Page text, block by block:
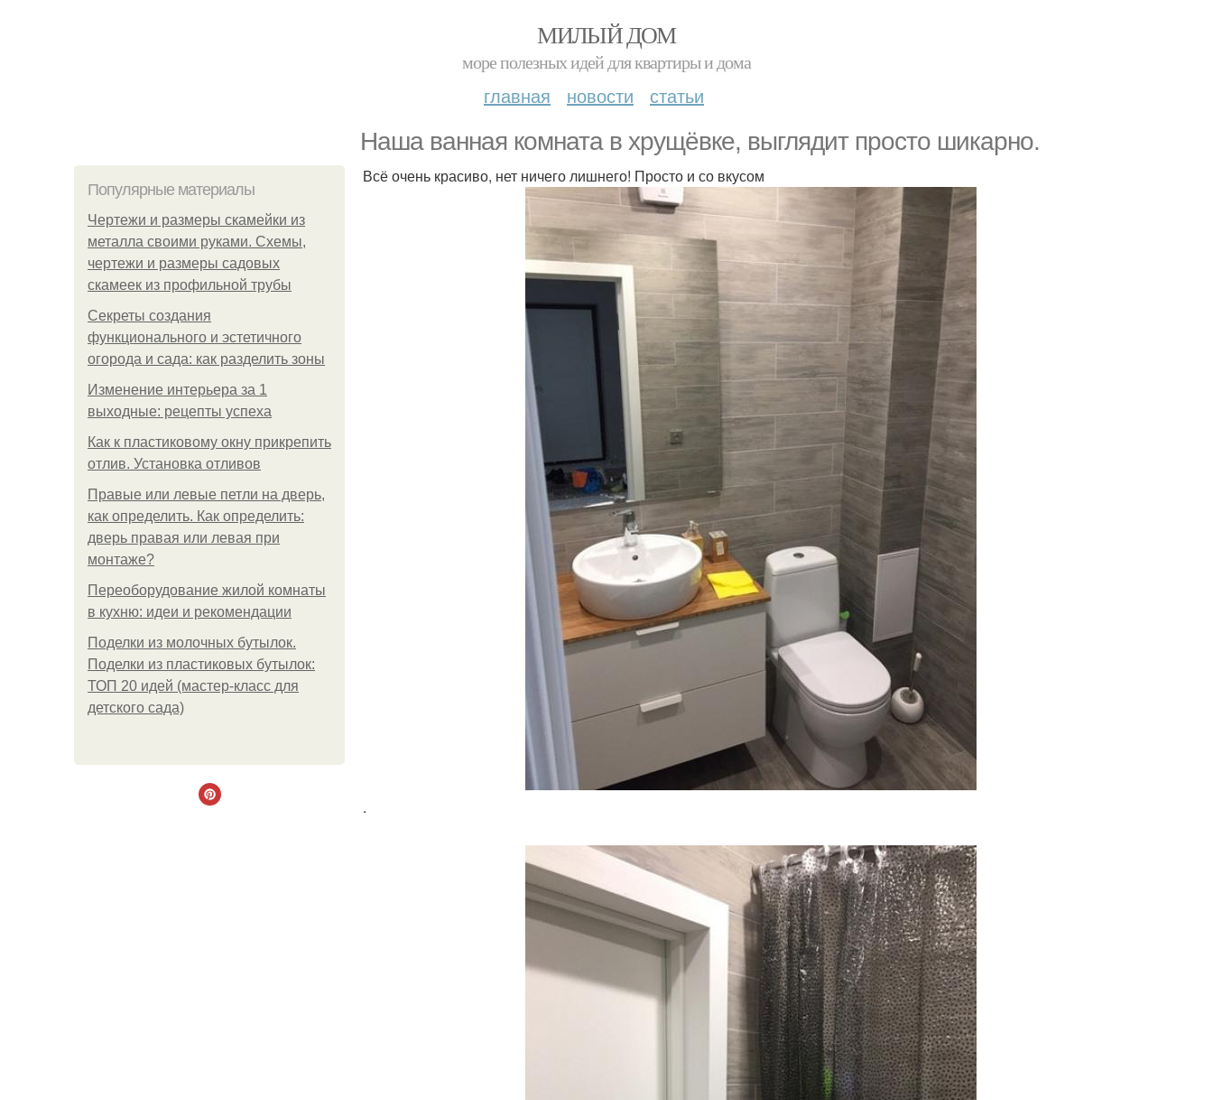
МИЛЫЙ ДОМ
море полезных идей для квартиры и дома
главная новости статьи
Наша ванная комната в хрущёвке, выглядит просто шикарно.
Популярные материалы
Чертежи и размеры скамейки из
металла своими руками. Схемы,
чертежи и размеры садовых
скамеек из профильной трубы
Секреты создания
функционального и эстетичного
огорода и сада: как разделить зоны
Изменение интерьера за 1
выходные: рецепты успеха
Как к пластиковому окну прикрепить
отлив. Установка отливов
Правые или левые петли на дверь,
как определить. Как определить:
дверь правая или левая при
монтаже?
Переоборудование жилой комнаты
в кухню: идеи и рекомендации
Поделки из молочных бутылок.
Поделки из пластиковых бутылок:
ТОП 20 идей (мастер-класс для
детского сада)
Всё очень красиво, нет ничего лишнего! Просто и со вкусом
.